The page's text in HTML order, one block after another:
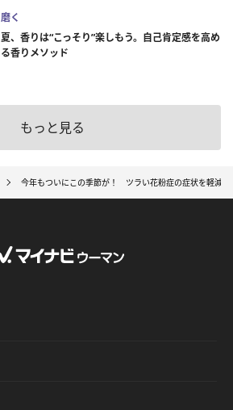
磨く
夏、香りは“こっそり”楽しもう。自己肯定感を高め
る香りメソッド
もっと見る
今年もついにこの季節が！ ツラい花粉症の症状を軽減す